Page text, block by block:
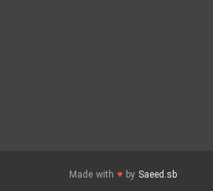
Made with ♥ by Saeed.sb